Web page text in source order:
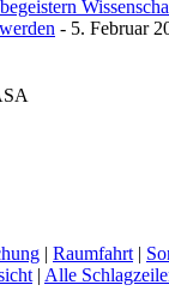
- 5. Februar
| Raumfahrt |
| Alle